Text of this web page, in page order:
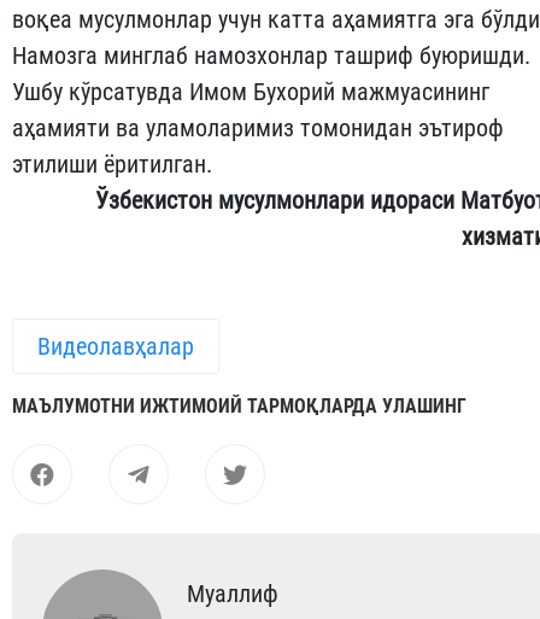
воқеа мусулмонлар учун катта аҳамиятга эга
Намозга минглаб намозхонлар ташриф буюришди.
Ушбу кўрсатувда Имом Бухорий мажмуасининг
аҳамияти ва уламоларимиз томонидан эътироф
этилиши ёритилган.
Ўзбекистон мусулмонлари идораси
Видеолавҳалар
МАЪЛУМОТНИ ИЖТИМОИЙ ТАРМОҚЛАРДА УЛАШИНГ
Муаллиф